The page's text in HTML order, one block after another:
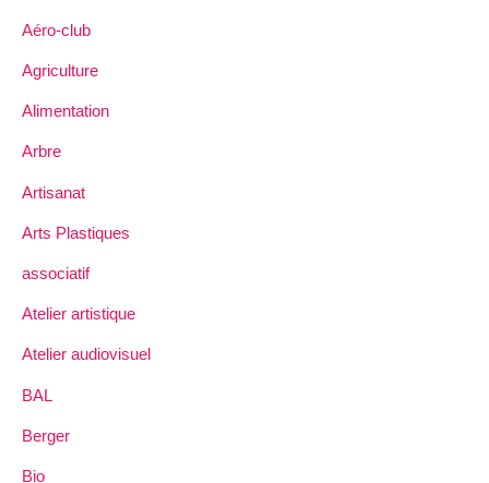
Aéro-club
Agriculture
Alimentation
Arbre
Artisanat
Arts Plastiques
associatif
Atelier artistique
Atelier audiovisuel
BAL
Berger
Bio